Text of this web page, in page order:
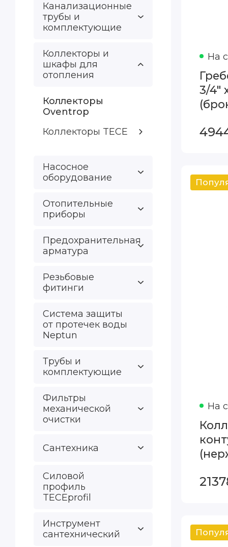
Канализационные
трубы и
комплектующие
Коллекторы и
шкафы для
отопления
Коллекторы
Oventrop
Коллекторы TECE
Насосное
оборудование
Отопительные
приборы
Предохранительная
арматура
Резьбовые
фитинги
Система защиты
от протечек воды
Neptun
Трубы и
комплектующие
Фильтры
механической
очистки
Сантехника
Силовой
профиль
TECEprofil
Инструмент
сантехнический
На
3/4"
На